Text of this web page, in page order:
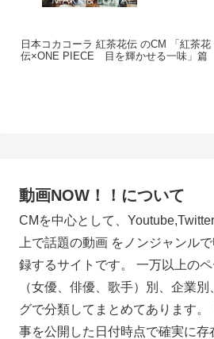
日本コカコーラ 紅茶花伝 のCM 「紅茶花
伝×ONE PIECE 目を輝かせる一味」篇
動画NOW！！について
CMを中心として、
上で話題の動画 をノンジャンル
録するサイトです。 一万以上の
（女優、俳優、歌手）別、企業
グで分類してまとめてあります
事を公開した日付時点で確実に存